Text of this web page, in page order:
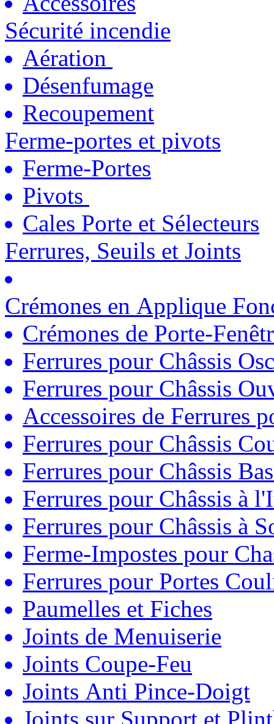
Sécurité incendie
Aération
Désenfumage
Recoupement
Ferme-portes et pivots
Ferme-Portes
Pivots
Cales Porte et Sélecteurs
Ferrures, Seuils et Joints
Crémones en Applique
Crémones de Porte-
Ferrures pour Châssis
Ferrures pour Châssis
Accessoires de Ferrures
Ferrures pour Châssis
Ferrures pour Châssis
Ferrures pour Châssis à
Ferrures pour Châssis à
Ferme-Impostes pour
Ferrures pour Portes
Paumelles et Fiches
Joints de Menuiserie
Joints Coupe-Feu
Joints Anti Pince-Doigt